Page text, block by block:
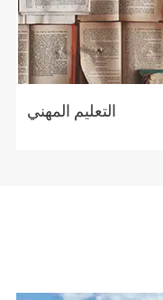
التعليم المهني